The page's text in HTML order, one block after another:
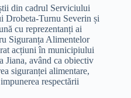
din cadrul Serviciului
Turnu Severin și
cu reprezentanți ai
Siguranța Alimentelor
acțiuni în municipiului
Jiana, având ca obiectiv
siguranței alimentare,
respectării